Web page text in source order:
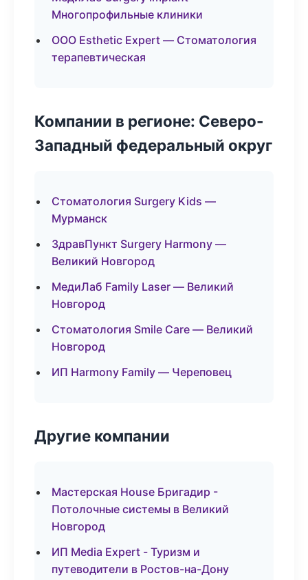
Многопрофильные клиники
ООО Esthetic Expert — Стоматология
терапевтическая
Компании в регионе: Северо-
Западный федеральный округ
Стоматология Surgery Kids —
Мурманск
ЗдравПункт Surgery Harmony —
Великий Новгород
МедиЛаб Family Laser — Великий
Новгород
Стоматология Smile Care — Великий
Новгород
ИП Harmony Family — Череповец
Другие компании
Мастерская House Бригадир -
Потолочные системы в Великий
Новгород
ИП Media Expert - Туризм и
путеводители в Ростов-на-Дону